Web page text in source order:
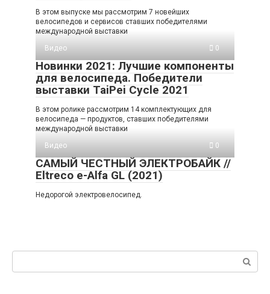
В этом выпуске мы рассмотрим 7 новейших
велосипедов и сервисов ставших победителями
международной выставки
Видео
0
Новинки 2021: Лучшие компоненты
для велосипеда. Победители
выставки TaiPei Cycle 2021
В этом ролике рассмотрим 14 комплектующих для
велосипеда — продуктов, ставших победителями
международной выставки
Видео
0
САМЫЙ ЧЕСТНЫЙ ЭЛЕКТРОБАЙК //
Eltreco e-Alfa GL (2021)
Недорогой электровелосипед.